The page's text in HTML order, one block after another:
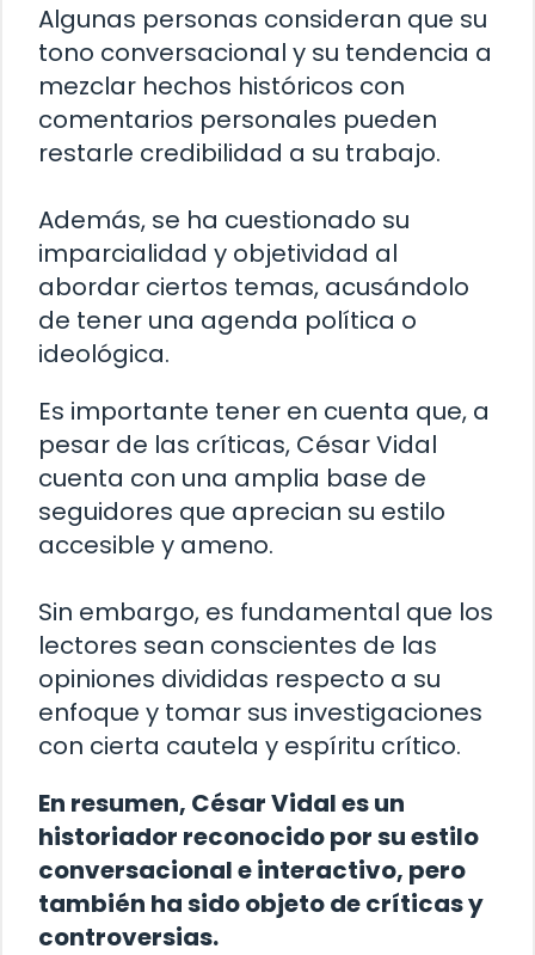
Algunas personas consideran que su
tono conversacional y su tendencia a
mezclar hechos históricos con
comentarios personales pueden
restarle credibilidad a su trabajo.
Además, se ha cuestionado su
imparcialidad y objetividad al
abordar ciertos temas, acusándolo
de tener una agenda política o
ideológica.
Es importante tener en cuenta que, a
pesar de las críticas, César Vidal
cuenta con una amplia base de
seguidores que aprecian su estilo
accesible y ameno.
Sin embargo, es fundamental que los
lectores sean conscientes de las
opiniones divididas respecto a su
enfoque y tomar sus investigaciones
con cierta cautela y espíritu crítico.
En resumen, César Vidal es un
historiador reconocido por su estilo
conversacional e interactivo, pero
también ha sido objeto de críticas y
controversias.